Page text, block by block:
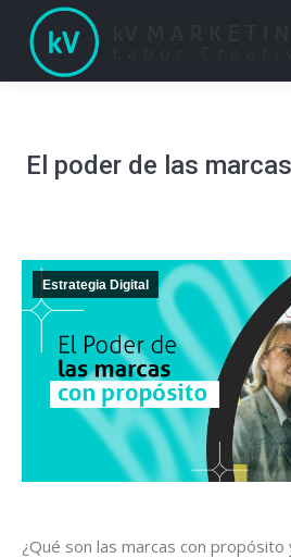
El poder de las
Estrategia Digital
¿Qué son las marcas con